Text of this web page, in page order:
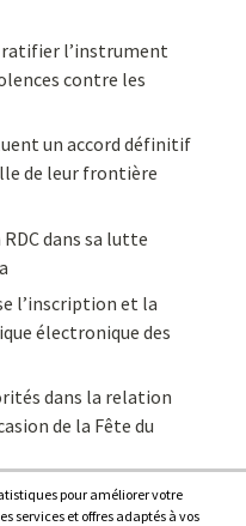
ratifier l’instrument
contre les
un accord définitif
de leur frontière
dans sa lutte
l’inscription et la
électronique des
dans la relation
de la Fête du
pour améliorer votre
services et offres adaptés à vos